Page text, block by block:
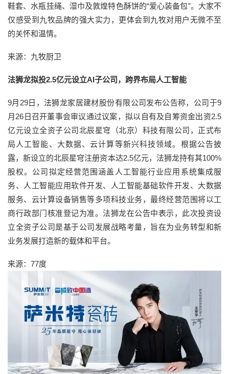
鞋套、水瓶挂绳、湿巾及敦煌特色酥饼的“爱心装备包”。大家不
仅感受到九牧品牌的强大实力，更体会到九牧对用户无微不至
的关怀和温情。
来源：九牧厨卫
法狮龙拟投2.5亿元设立AI子公司，跨界布局人工智能
9月29日，法狮龙家居建材股份有限公司发布公告称，公司于9
月26日召开董事会审议通过议案，拟以自有及自筹资金出资2.5
亿元设立全资子公司北辰星穹（北京）科技有限公司，正式布
局人工智能、大数据、云计算等新兴科技领域。根据公告披
露，新设立的北辰星穹注册资本达2.5亿元，法狮龙持有其100%
股权。公司拟定经营范围涵盖人工智能行业应用系统集成服
务、人工智能应用软件开发、人工智能基础软件开发、大数据
服务、云计算设备销售等多项科技业务，最终经营范围将以工
商行政部门核准登记为准。法狮龙在公告中表示，此次投资设
立全资子公司是基于公司发展战略考量，旨在为业务转型和新
业务发展打造新的载体和平台。
来源：77度